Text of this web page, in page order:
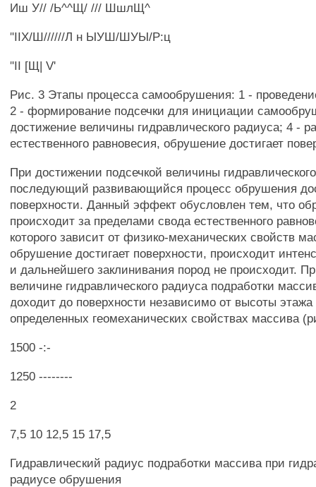
Иш У// /Ь^^Щ/ /// ШшлЩ^
"IIХ/Ш//////Л н ЫУШ/ШУЫ/Р:ц
"II [Щ| V'
Рис. 3 Этапы процесса самообрушения: 1 -
2 - формирование подсечки для инициации
достижение величины гидравлического радиуса; 4 -
естественного равновесия, обрушение достигает
При достижении подсечкой величины
последующий развивающийся процесс обрушения
поверхности. Данный эффект обусловлен тем, что
происходит за пределами свода естественного
которого зависит от физико-механических свойств
обрушение достигает поверхности, происходит
и дальнейшего заклинивания пород не происходит.
величине гидравлического радиуса подработки
доходит до поверхности независимо от высоты этажа
определенных геомеханических свойствах массива
1500 -:-
1250 --------
2
7,5 10 12,5 15 17,5
Гидравлический радиус подработки массива при
радиусе обрушения